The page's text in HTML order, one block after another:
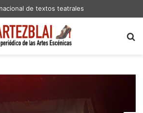
de textos teatrales